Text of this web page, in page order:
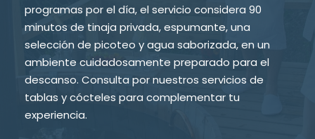
programas por el día, el servicio considera 90
minutos de tinaja privada, espumante, una
selección de picoteo y agua saborizada, en un
ambiente cuidadosamente preparado para el
descanso. Consulta por nuestros servicios de
tablas y cócteles para complementar tu
experiencia.